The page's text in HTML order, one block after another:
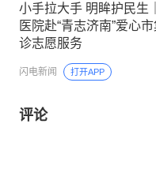
小手拉大手 明眸护民生
医院赴“青志济南”爱心
诊志愿服务
闪电新闻 打开APP
评论